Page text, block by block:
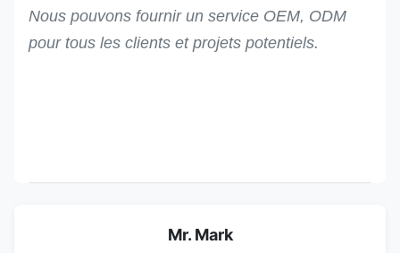
Nous pouvons fournir un service OEM, ODM
pour tous les clients et projets potentiels.
Mr. Mark